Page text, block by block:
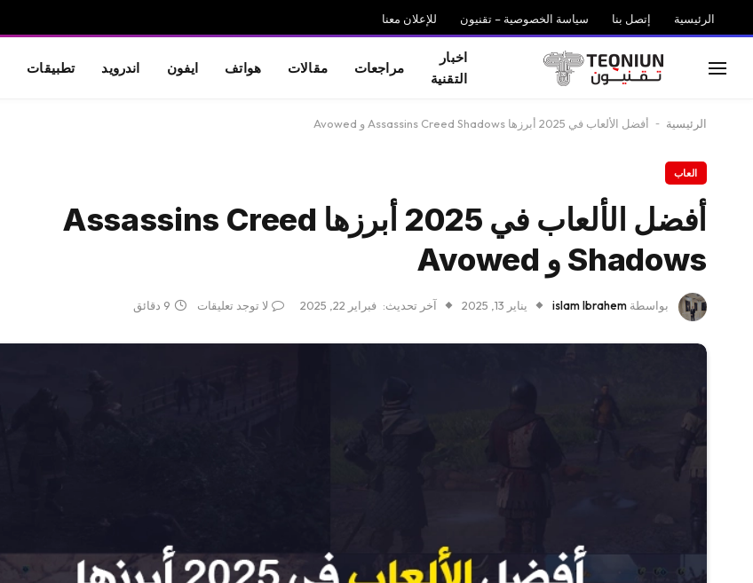
الرئيسية إتصل بنا سياسة الخصوصية – تقنيون للإعلان معنا
اخبار
التقنية
مراجعات مقالات هواتف ايفون اندرويد تطبيقات
الرئيسية - أفضل الألعاب في 2025 أبرزها Assassins Creed Shadows و Avowed
العاب
أفضل الألعاب في 2025 أبرزها Assassins Creed
Shadows و Avowed
بواسطة islam Ibrahem يناير 13, 2025 آخر تحديث: فبراير 22, 2025 لا توجد تعليقات 9 دقائق